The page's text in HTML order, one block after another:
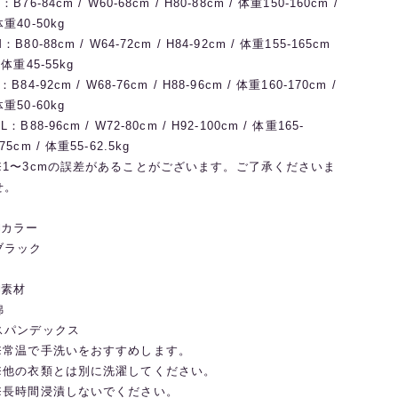
B76-84cm / W60-68cm / H80-88cm / 体重150-160cm /
重40-50kg
：B80-88cm / W64-72cm / H84-92cm / 体重155-165cm
重45-55kg
B84-92cm / W68-76cm / H88-96cm / 体重160-170cm /
重50-60kg
：B88-96cm / W72-80cm / H92-100cm / 体重165-
/ 体重55-62.5kg
〜3cmの誤差があることがございます。ご了承くださいま
ラー
ラック
材
パンデックス
温で手洗いをおすすめします。
の衣類とは別に洗濯してください。
時間浸漬しないでください。